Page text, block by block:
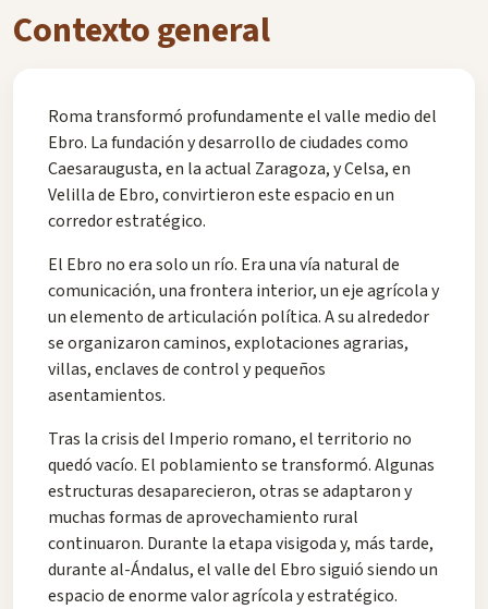
Contexto general
Roma transformó profundamente el valle medio del
Ebro. La fundación y desarrollo de ciudades como
Caesaraugusta, en la actual Zaragoza, y Celsa, en
Velilla de Ebro, convirtieron este espacio en un
corredor estratégico.
El Ebro no era solo un río. Era una vía natural de
comunicación, una frontera interior, un eje agrícola y
un elemento de articulación política. A su alrededor
se organizaron caminos, explotaciones agrarias,
villas, enclaves de control y pequeños
asentamientos.
Tras la crisis del Imperio romano, el territorio no
quedó vacío. El poblamiento se transformó. Algunas
estructuras desaparecieron, otras se adaptaron y
muchas formas de aprovechamiento rural
continuaron. Durante la etapa visigoda y, más tarde,
durante al-Ándalus, el valle del Ebro siguió siendo un
espacio de enorme valor agrícola y estratégico.